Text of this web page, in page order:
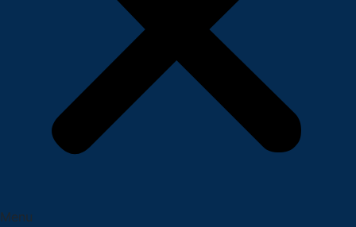
Menu